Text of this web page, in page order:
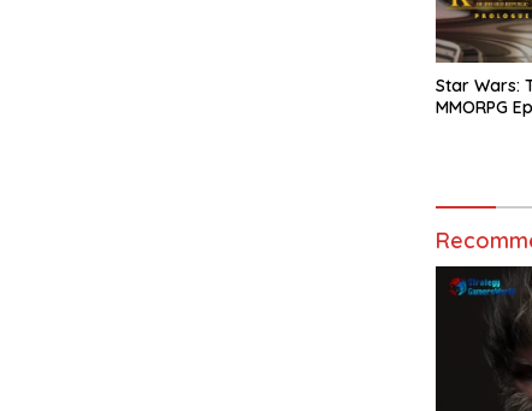
Star Wars:
MMORPG